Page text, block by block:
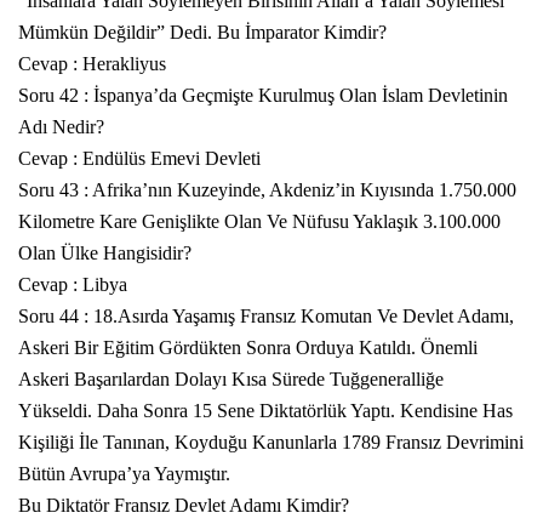
Mümkün Değildir” Dedi. Bu İmparator Kimdir?
Cevap : Herakliyus
Soru 42 : İspanya’da Geçmişte Kurulmuş Olan İslam Devletinin
Adı Nedir?
Cevap : Endülüs Emevi Devleti
Soru 43 : Afrika’nın Kuzeyinde, Akdeniz’in Kıyısında 1.750.000
Kilometre Kare Genişlikte Olan Ve Nüfusu Yaklaşık 3.100.000
Olan Ülke Hangisidir?
Cevap : Libya
Soru 44 : 18.Asırda Yaşamış Fransız Komutan Ve Devlet Adamı,
Askeri Bir Eğitim Gördükten Sonra Orduya Katıldı. Önemli
Askeri Başarılardan Dolayı Kısa Sürede Tuğgeneralliğe
Yükseldi. Daha Sonra 15 Sene Diktatörlük Yaptı. Kendisine Has
Kişiliği İle Tanınan, Koyduğu Kanunlarla 1789 Fransız Devrimini
Bütün Avrupa’ya Yaymıştır.
Bu Diktatör Fransız Devlet Adamı Kimdir?